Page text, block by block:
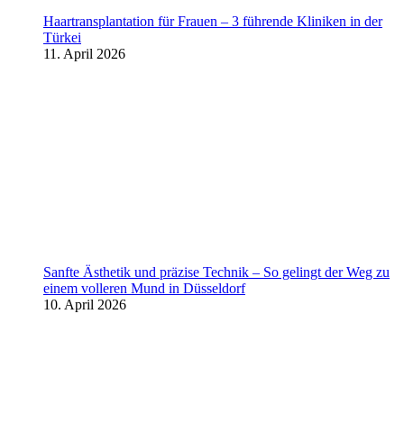
Haartransplantation für Frauen – 3 führende Kliniken in der
Türkei
11. April 2026
Sanfte Ästhetik und präzise Technik – So gelingt der Weg zu
einem volleren Mund in Düsseldorf
10. April 2026